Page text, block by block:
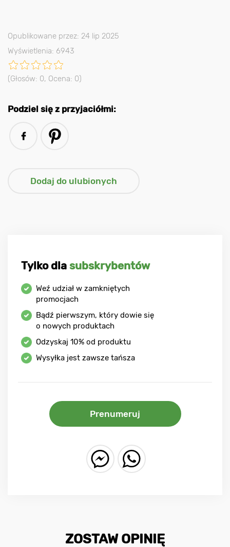
Opublikowane przez: 24 lip 2025
Wyświetlenia: 6943
(Głosów: 0, Ocena: 0)
Podziel się z przyjaciółmi:
Tylko dla subskrybentów
Weź udział w zamkniętych
promocjach
Bądź pierwszym, który dowie się
o nowych produktach
Odzyskaj 10% od produktu
Wysyłka jest zawsze tańsza
Prenumeruj
ZOSTAW OPINIĘ